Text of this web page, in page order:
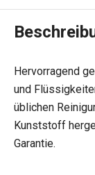
Hervorragend
und
üblichen
Kunststoff
Garantie.